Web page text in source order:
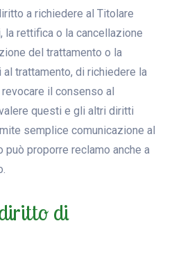
a richiedere al Titolare
la rettifica o la cancellazione
del trattamento o la
trattamento, di richiedere la
il consenso al
questi e gli altri diritti
semplice comunicazione al
può proporre reclamo anche a
di